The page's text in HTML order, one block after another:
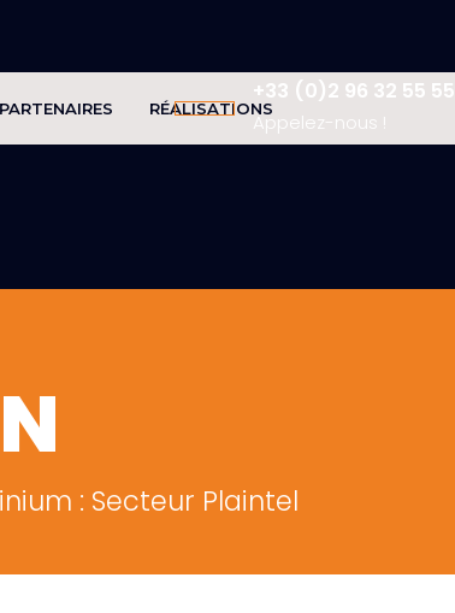
+33 (0)2 96 32 55 55
Appelez-nous !
PARTENAIRES RÉALISATIONS
: Secteur Plaintel